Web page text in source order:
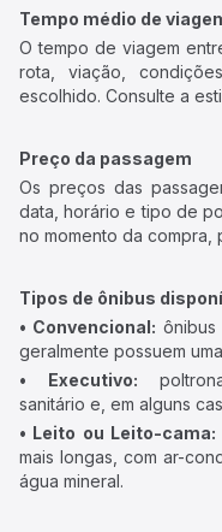
Tempo médio de
O tempo de viagem
rota, viação,
escolhido. Consulte a
Preço da passagem
Os preços das
data, horário e tipo de
no momento da compra,
Tipos de ônibus
• Convencional:
geralmente possuem
• Executivo:
sanitário e, em alguns
• Leito ou Leito-cama:
mais longas, com ar-
água mineral.